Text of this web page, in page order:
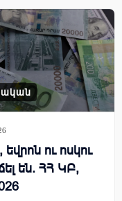
եվրոն ու ոսկու
են. ՀՀ ԿԲ,